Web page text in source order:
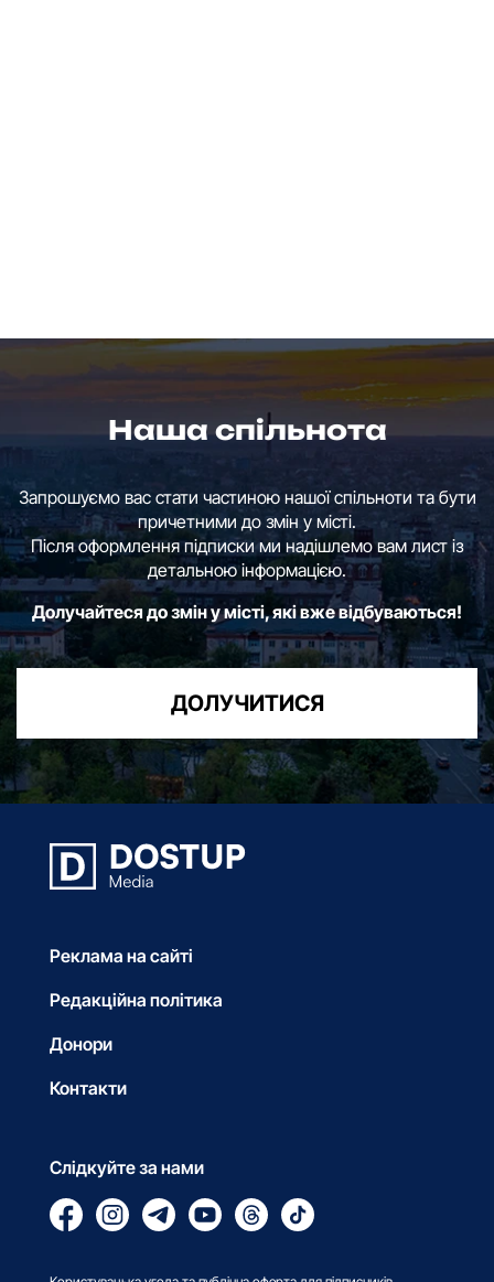
Наша спільнота
Запрошуємо вас стати частиною нашої спільноти та бути
причетними до змін у місті.
Після оформлення підписки ми надішлемо вам лист із
детальною інформацією.
Долучайтеся до змін у місті, які вже відбуваються!
ДОЛУЧИТИСЯ
Реклама на сайті
Редакційна політика
Донори
Контакти
Слідкуйте за нами